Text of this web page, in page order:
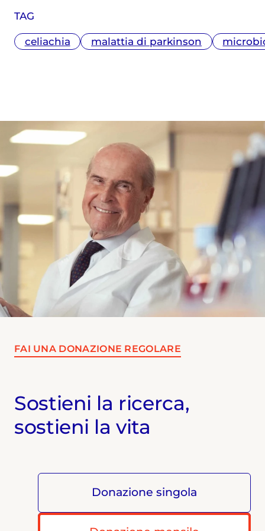
TAG
celiachia malattia di parkinson
FAI UNA DONAZIONE REGOLARE
Sostieni la ricerca,
sostieni la vita
Donazione singola